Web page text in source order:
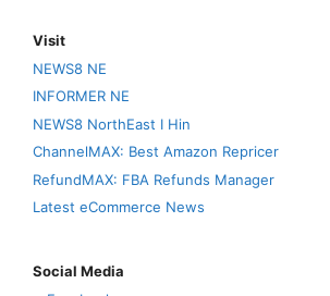
Visit
NEWS8 NE
INFORMER NE
NEWS8 NorthEast I Hin
ChannelMAX: Best Amazon Repricer
RefundMAX: FBA Refunds Manager
Latest eCommerce News
Social Media